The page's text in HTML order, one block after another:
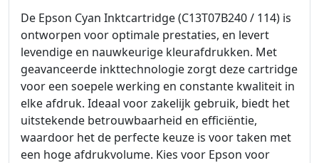
De Epson Cyan Inktcartridge (C13T07B240 / 114) is
ontworpen voor optimale prestaties, en levert
levendige en nauwkeurige kleurafdrukken. Met
geavanceerde inkttechnologie zorgt deze cartridge
voor een soepele werking en constante kwaliteit in
elke afdruk. Ideaal voor zakelijk gebruik, biedt het
uitstekende betrouwbaarheid en efficiëntie,
waardoor het de perfecte keuze is voor taken met
een hoge afdrukvolume. Kies voor Epson voor